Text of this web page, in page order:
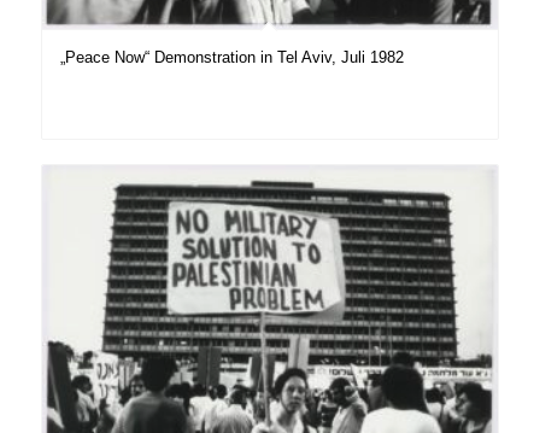
„Peace Now“ Demonstration in Tel Aviv, Juli 1982